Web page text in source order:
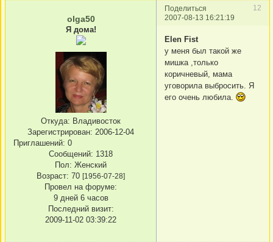
Поделиться
12
2007-08-13 16:21:19
olga50
Я дома!
Откуда: Владивосток
Зарегистрирован: 2006-12-04
Приглашений: 0
Сообщений: 1318
Пол: Женский
Возраст: 70 [1956-07-28]
Провел на форуме:
9 дней 6 часов
Последний визит:
2009-11-02 03:39:22
Elen Fist
у меня был такой же
мишка ,только
коричневый, мама
уговорила выбросить. Я
его очень любила.